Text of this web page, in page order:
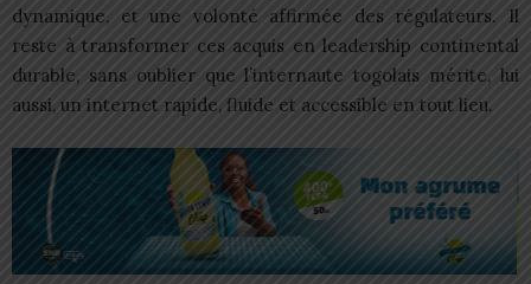
dynamique, et une volonté affirmée des régulateurs. Il
reste à transformer ces acquis en leadership continental
durable, sans oublier que l’internaute togolais mérite, lui
aussi, un internet rapide, fluide et accessible en tout lieu.